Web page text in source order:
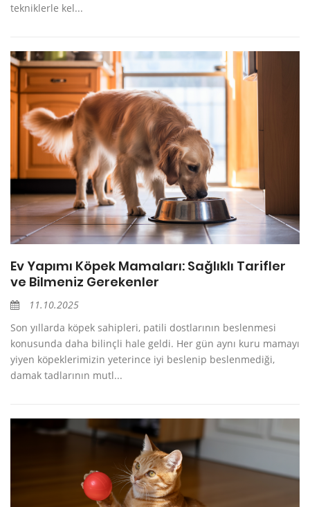
tekniklerle kel...
Ev Yapımı Köpek Mamaları: Sağlıklı Tarifler
ve Bilmeniz Gerekenler
11.10.2025
Son yıllarda köpek sahipleri, patili dostlarının beslenmesi
konusunda daha bilinçli hale geldi. Her gün aynı kuru mamayı
yiyen köpeklerimizin yeterince iyi beslenip beslenmediği,
damak tadlarının mutl...